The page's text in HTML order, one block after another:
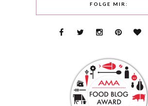
FOLGE MIR: